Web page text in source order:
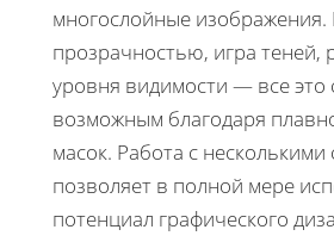
многослойные
прозрачностью, игра теней,
уровня видимости — все это
возможным благодаря
масок. Работа с
позволяет в полной мере
потенциал графического